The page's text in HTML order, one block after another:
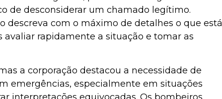
de desconsiderar um chamado legítimo.
descreva com o máximo de detalhes o que está
avaliar rapidamente a situação e tomar as
a corporação destacou a necessidade de
emergências, especialmente em situações